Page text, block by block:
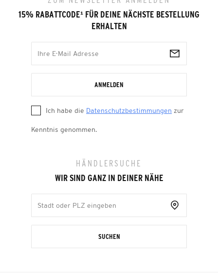
15% RABATTCODE¹ FÜR DEINE NÄCHSTE BESTELLUNG
ERHALTEN
ANMELDEN
Ich habe die Datenschutzbestimmungen zur
Kenntnis genommen.
HÄNDLERSUCHE
WIR SIND GANZ IN DEINER NÄHE
SUCHEN